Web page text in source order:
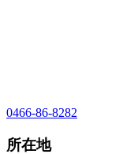
0466-86-8282
所在地